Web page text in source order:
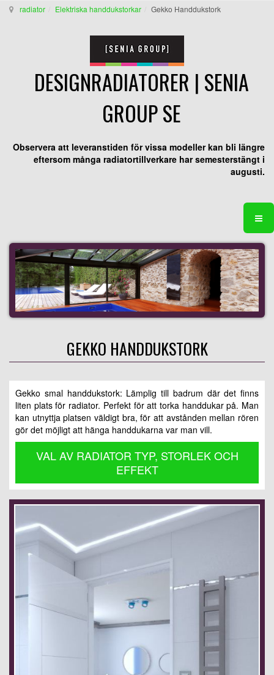
radiator Elektriska handdukstorkar Gekko Handdukstork
DESIGNRADIATORER | SENIA
GROUP SE
Observera att leveranstiden för vissa modeller kan bli längre
eftersom många radiatortillverkare har semesterstängt i
augusti.
GEKKO HANDDUKSTORK
Gekko smal handdukstork: Lämplig till badrum där det finns
liten plats för radiator. Perfekt för att torka handdukar på. Man
kan utnyttja platsen väldigt bra, för att avstånden mellan rören
gör det möjligt att hänga handdukarna var man vill.
VAL AV RADIATOR TYP, STORLEK OCH
EFFEKT